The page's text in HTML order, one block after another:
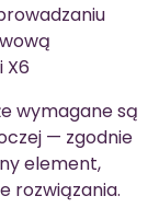
X6
wymagane są
— zgodnie
element,
rozwiązania.